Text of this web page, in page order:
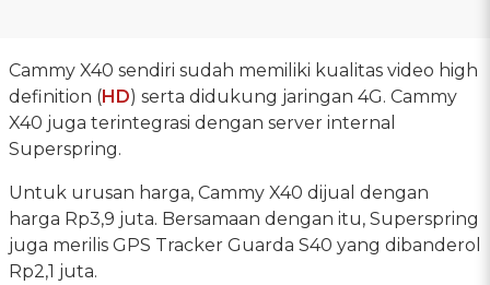
Cammy X40 sendiri sudah memiliki kualitas video high
definition (HD) serta didukung jaringan 4G. Cammy
X40 juga terintegrasi dengan server internal
Superspring.
Untuk urusan harga, Cammy X40 dijual dengan
harga Rp3,9 juta. Bersamaan dengan itu, Superspring
juga merilis GPS Tracker Guarda S40 yang dibanderol
Rp2,1 juta.